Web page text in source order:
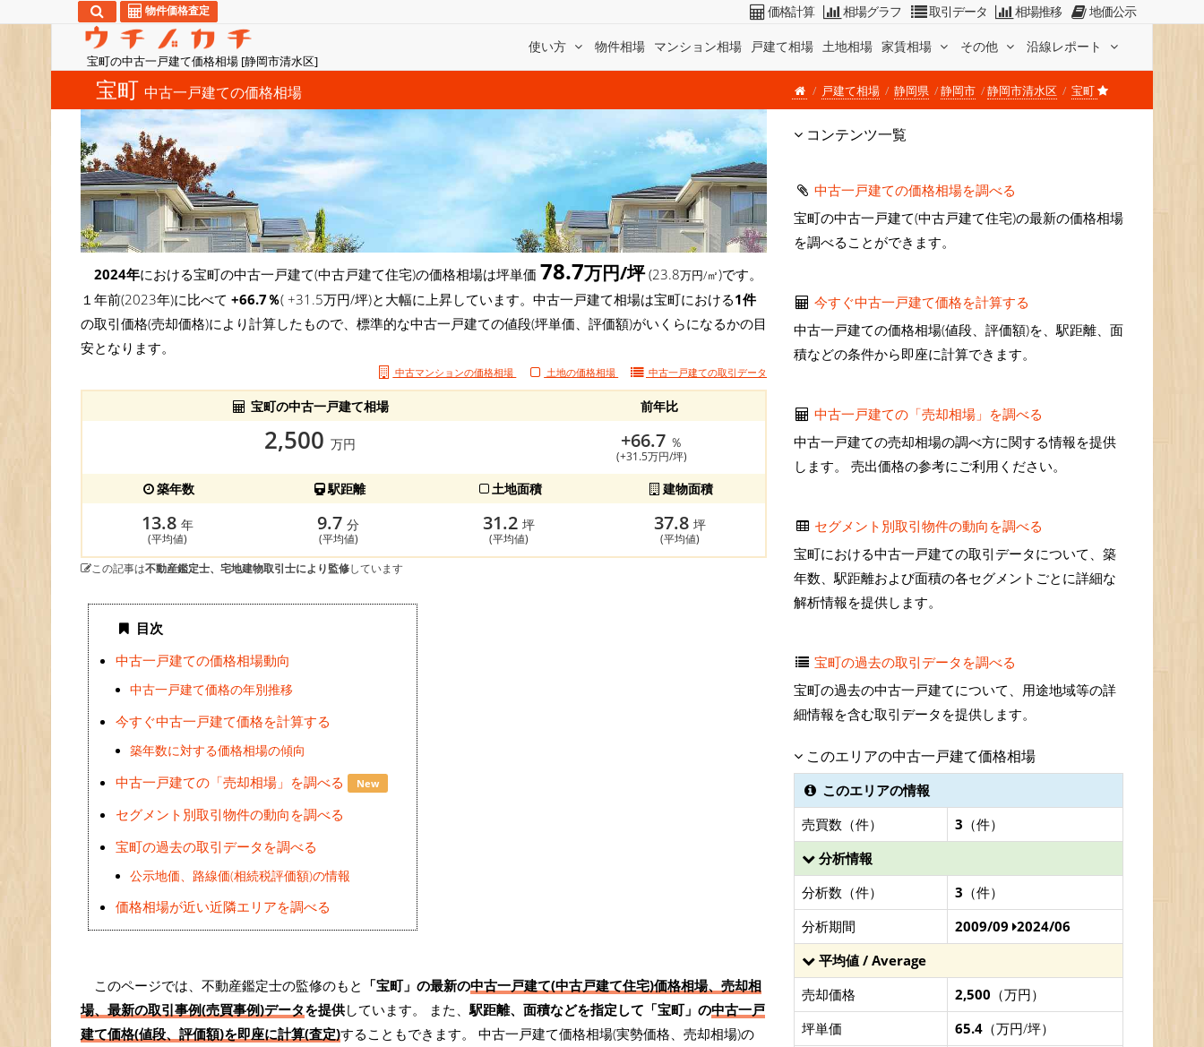
宝町の中古一戸建て価格相場 [静岡市清水区]
使い方 物件相場 マンション相場 戸建て相場 土地相場 家賃相場 その他 沿線レポート
物件価格査定 価格計算 相場グラフ 取引データ 相場推移 地価公示
宝町 中古一戸建ての価格相場 戸建て相場 静岡県 静岡市 静岡市清水区 宝町
2024年における宝町の中古一戸建て(中古戸建て住宅)の価格相場は坪単価 78.7万円/坪(23.8万円/㎡)です。
１年前(2023年)に比べて +66.7％( +31.5万円/坪)と大幅に上昇しています。中古一戸建て相場は宝町における1件
の取引価格(売却価格)により計算したもので、標準的な中古一戸建ての値段(坪単価、評価額)がいくらになるかの目
安となります。
中古マンションの価格相場 土地の価格相場 中古一戸建ての取引データ
宝町の中古一戸建て相場 前年比
2,500 万円 +66.7 ％
(+31.5万円/坪)
築年数 駅距離 土地面積 建物面積
13.8年
(平均値)
9.7分
(平均値)
31.2坪
(平均値)
37.8 坪
(平均値)
この記事は不動産鑑定士、宅地建物取引士により監修しています
目次
中古一戸建ての価格相場動向
中古一戸建て価格の年別推移
今すぐ中古一戸建て価格を計算する
築年数に対する価格相場の傾向
中古一戸建ての「売却相場」を調べる New
セグメント別取引物件の動向を調べる
宝町の過去の取引データを調べる
公示地価、路線価(相続税評価額)の情報
価格相場が近い近隣エリアを調べる
このページでは、不動産鑑定士の監修のもと 「宝町」の最新の中古一戸建て(中古戸建て住宅)価格相場、売却相
場、最新の取引事例(売買事例)データを提供しています。 また、 駅距離、面積などを指定して「宝町」の中古一戸
建て価格(値段、評価額)を即座に計算(査定)することもできます。 中古一戸建て価格相場(実勢価格、売却相場)の
コンテンツ一覧
中古一戸建ての価格相場を調べる
宝町の中古一戸建て(中古戸建て住宅)の最新の価格相場
を調べることができます。
今すぐ中古一戸建て価格を計算する
中古一戸建ての価格相場(値段、評価額)を、駅距離、面
積などの条件から即座に計算できます。
中古一戸建ての「売却相場」を調べる
中古一戸建ての売却相場の調べ方に関する情報を提供
します。 売出価格の参考にご利用ください。
セグメント別取引物件の動向を調べる
宝町における中古一戸建ての取引データについて、築
年数、駅距離および面積の各セグメントごとに詳細な
解析情報を提供します。
宝町の過去の取引データを調べる
宝町の過去の中古一戸建てについて、用途地域等の詳
細情報を含む取引データを提供します。
このエリアの中古一戸建て価格相場
このエリアの情報
売買数（件）
3 （件）
分析情報
分析数（件）
3 （件）
分析期間
2009/09 2024/06
平均値 / Average
売却価格
2,500 （万円）
坪単価
65.4 （万円/坪）